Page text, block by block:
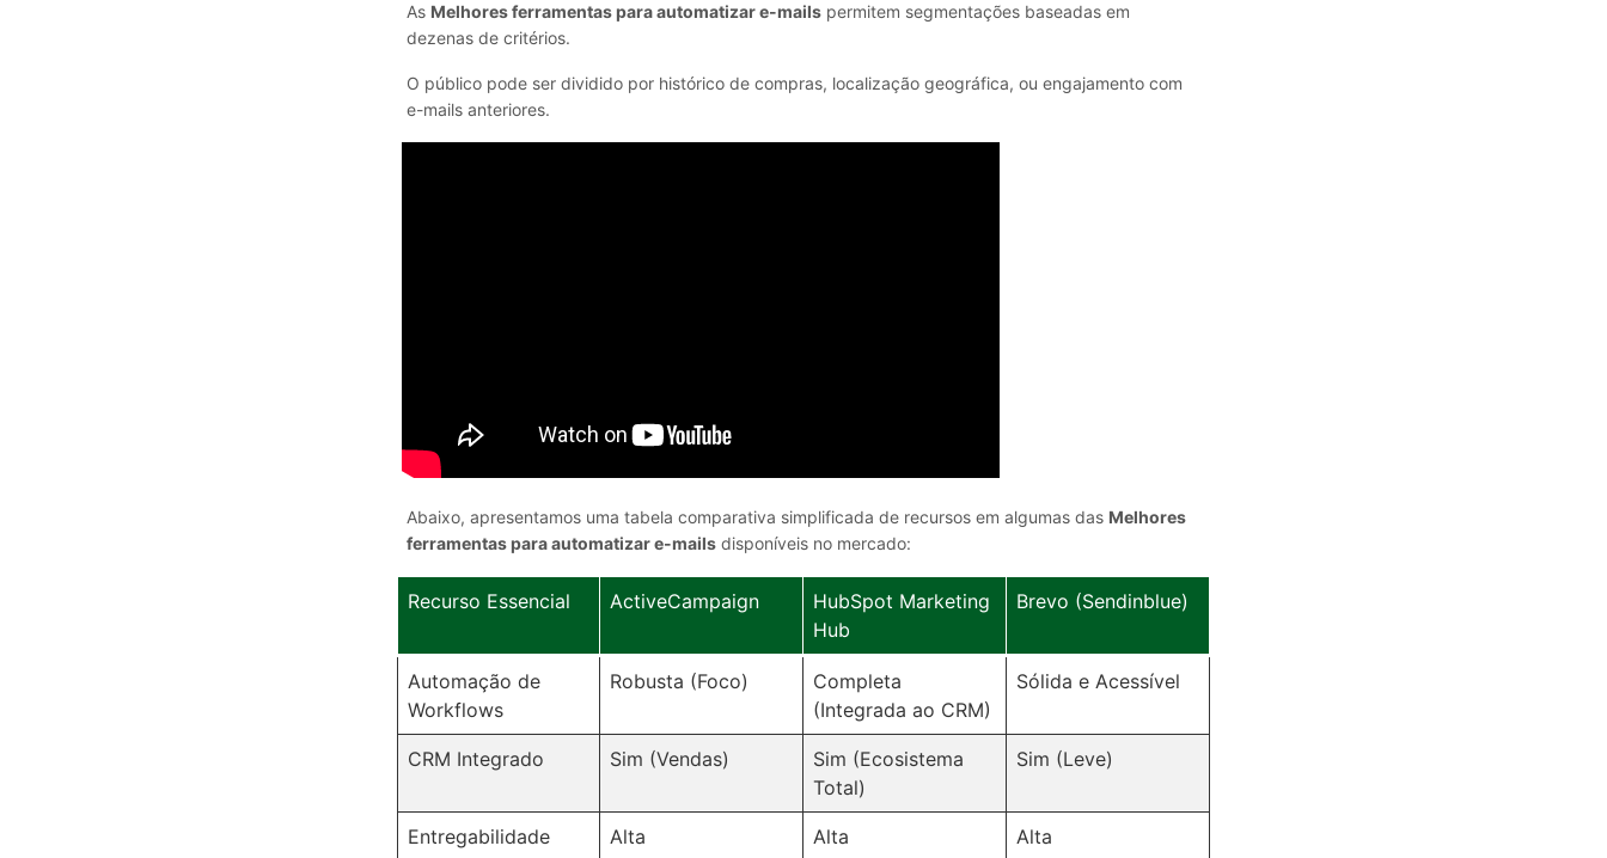
As Melhores ferramentas para automatizar e-mails permitem segmentações baseadas em
dezenas de critérios.
O público pode ser dividido por histórico de compras, localização geográfica, ou engajamento com
e-mails anteriores.
Abaixo, apresentamos uma tabela comparativa simplificada de recursos em algumas das Melhores
ferramentas para automatizar e-mails disponíveis no mercado:
Recurso Essencial ActiveCampaign
HubSpot Marketing
Hub
Brevo (Sendinblue)
Automação de
Workflows
Robusta (Foco)
Completa
(Integrada ao CRM)
Sólida e Acessível
CRM Integrado Sim (Vendas)
Sim (Ecosistema
Total)
Sim (Leve)
Entregabilidade Alta Alta Alta